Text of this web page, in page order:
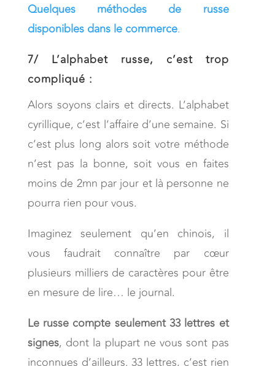
Quelques méthodes de russe
disponibles dans le commerce.
7/L’alphabet russe, c’est trop
compliqué :
Alors soyons clairs et directs. L’alphabet
cyrillique, c’est l’affaire d’une semaine. Si
c’est plus long alors soit votre méthode
n’est pas la bonne, soit vous en faites
moins de 2mn par jour et là personne ne
pourra rien pour vous.
Imaginez seulement qu’en chinois, il
vous faudrait connaître par cœur
plusieurs milliers de caractères pour être
en mesure de lire… le journal.
Le russe compte seulement 33 lettres et
signes, dont la plupart ne vous sont pas
inconnues d’ailleurs. 33 lettres, c’est rien